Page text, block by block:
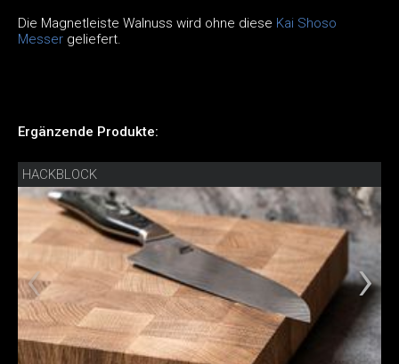
Die Magnetleiste Walnuss wird ohne diese Kai Shoso
Messer geliefert.
Ergänzende Produkte:
HACKBLOCK